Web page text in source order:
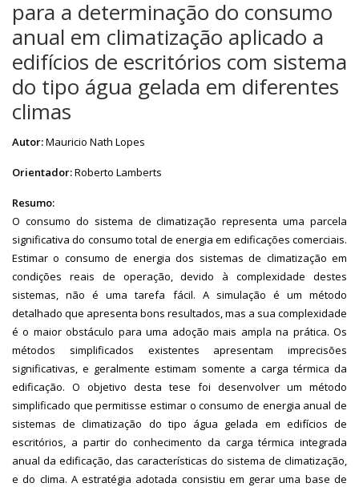
para a determinação do consumo
anual em climatização aplicado a
edifícios de escritórios com sistema
do tipo água gelada em diferentes
climas
Autor:Mauricio Nath Lopes
Orientador:Roberto Lamberts
Resumo:
O consumo do sistema de climatização representa uma parcela
significativa do consumo total de energia em edificações comerciais.
Estimar o consumo de energia dos sistemas de climatização em
condições reais de operação, devido à complexidade destes
sistemas, não é uma tarefa fácil. A simulação é um método
detalhado que apresenta bons resultados, mas a sua complexidade
é o maior obstáculo para uma adoção mais ampla na prática. Os
métodos simplificados existentes apresentam imprecisões
significativas, e geralmente estimam somente a carga térmica da
edificação. O objetivo desta tese foi desenvolver um método
simplificado que permitisse estimar o consumo de energia anual de
sistemas de climatização do tipo água gelada em edifícios de
escritórios, a partir do conhecimento da carga térmica integrada
anual da edificação, das características do sistema de climatização,
e do clima. A estratégia adotada consistiu em gerar uma base de